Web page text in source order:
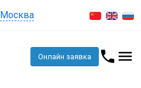
Москва
Онлайн заявка